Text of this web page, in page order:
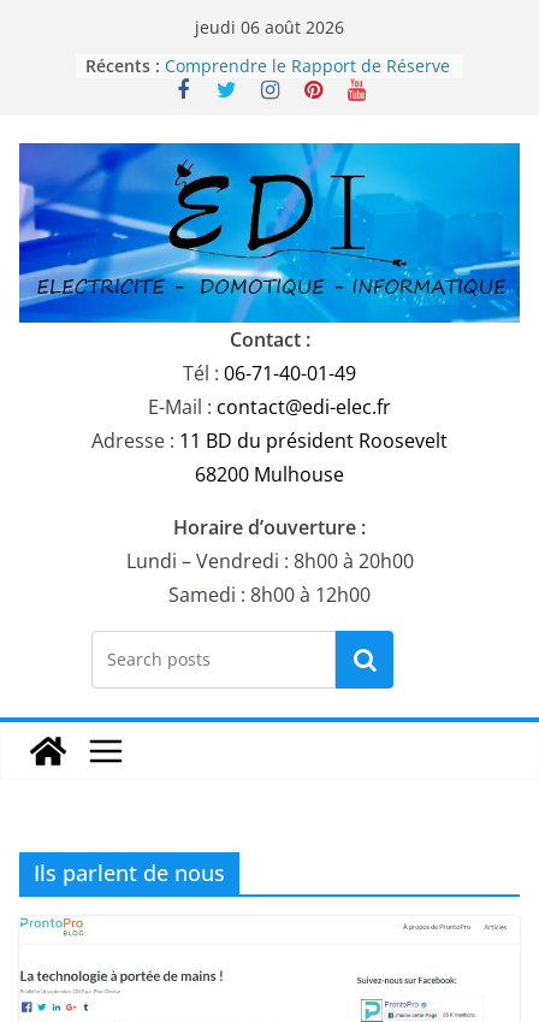
jeudi 06 août 2026
Récents : Comprendre le Rapport de Réserve
Électrique en 2025
obligatoire en Alsace selon la
norme NF C 15-100-1 ?
Choisir la domotique sur mesure,
Plug&Play ou générique ?
La domotique est-elle un simple
gadget ou un véritable allié dans
votre confort de vie ?
Remplacement des câbles U1000-
R2V : Ce qu’il faut savoir
Contact :
Tél : 06-71-40-01-49
E-Mail : contact@edi-elec.fr
Adresse : 11 BD du président Roosevelt
68200 Mulhouse
Horaire d’ouverture :
Lundi – Vendredi : 8h00 à 20h00
Samedi : 8h00 à 12h00
Rechercher
Ils parlent de nous